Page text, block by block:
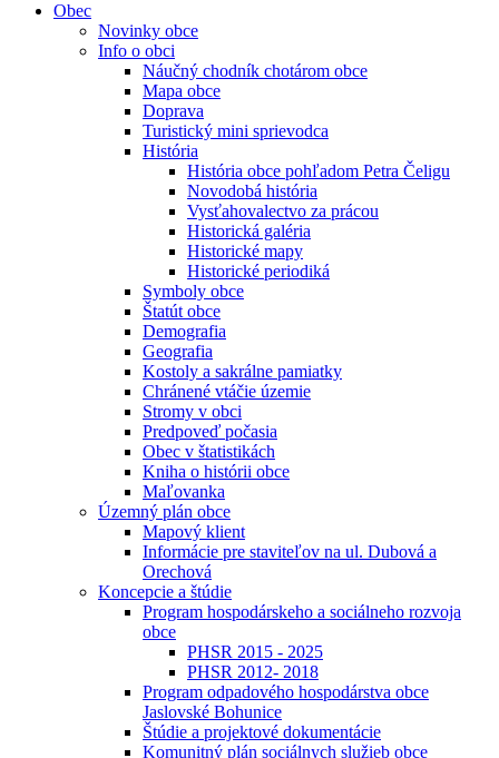
Obec
Novinky obce
Info o obci
Náučný chodník chotárom obce
Mapa obce
Doprava
Turistický mini sprievodca
História
História obce pohľadom Petra Čeligu
Novodobá história
Vysťahovalectvo za prácou
Historická galéria
Historické mapy
Historické periodiká
Symboly obce
Štatút obce
Demografia
Geografia
Kostoly a sakrálne pamiatky
Chránené vtáčie územie
Stromy v obci
Predpoveď počasia
Obec v štatistikách
Kniha o histórii obce
Maľovanka
Územný plán obce
Mapový klient
Informácie pre staviteľov na ul. Dubová a
Orechová
Koncepcie a štúdie
Program hospodárskeho a sociálneho rozvoja
obce
PHSR 2015 - 2025
PHSR 2012- 2018
Program odpadového hospodárstva obce
Jaslovské Bohunice
Štúdie a projektové dokumentácie
Komunitný plán sociálnych služieb obce